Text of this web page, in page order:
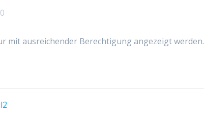
0
mit ausreichender Berechtigung angezeigt werden.